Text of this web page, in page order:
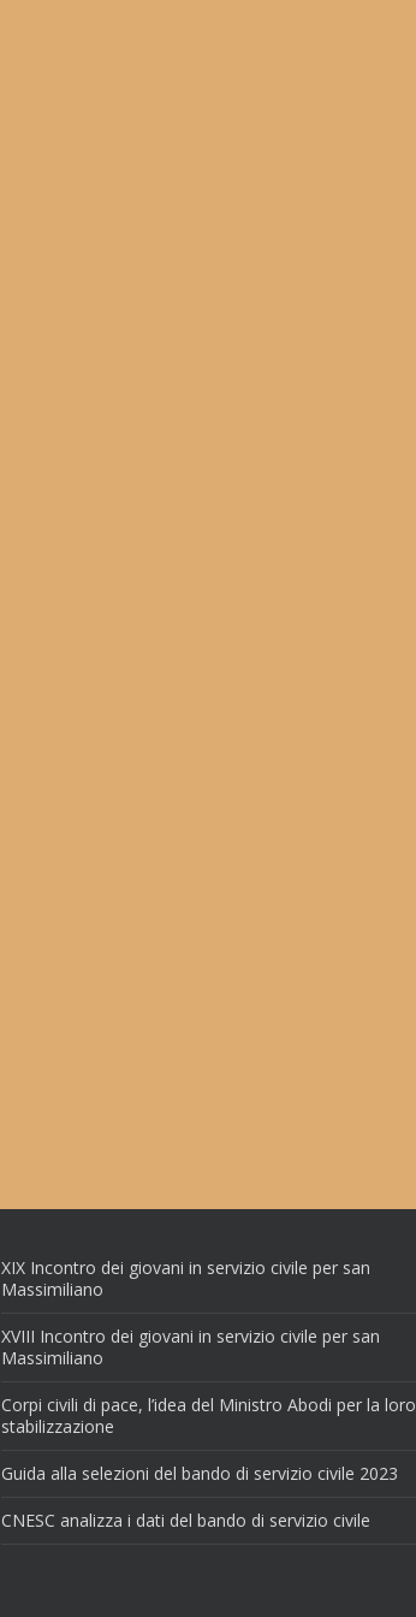
XIX Incontro dei giovani in servizio civile per san
Massimiliano
XVIII Incontro dei giovani in servizio civile per san
Massimiliano
Corpi civili di pace, l’idea del Ministro Abodi per la loro
stabilizzazione
Guida alla selezioni del bando di servizio civile 2023
CNESC analizza i dati del bando di servizio civile